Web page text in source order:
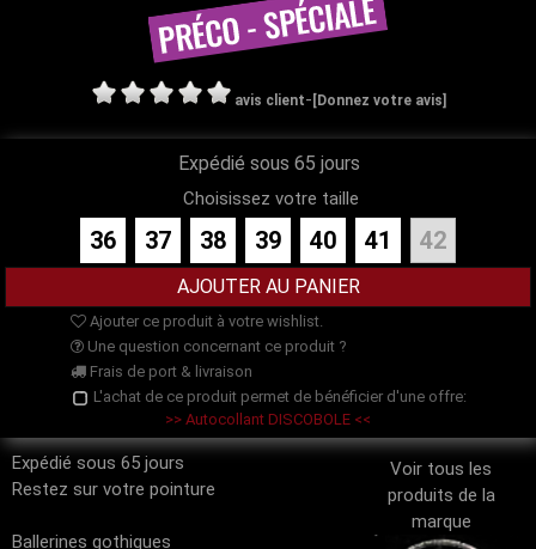
avis client- [Donnez votre avis]
Expédié sous 65 jours
Choisissez votre taille
36 37 38 39 40 41 42
Ajouter ce produit à votre wishlist.
Une question concernant ce produit ?
Frais de port & livraison
L'achat de ce produit permet de bénéficier d'une offre:
>> Autocollant DISCOBOLE <<
Voir tous les
produits de la
marque
Expédié sous 65 jours
Restez sur votre pointure
Ballerines gothiques